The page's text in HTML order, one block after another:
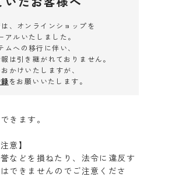
、オンラインショップを
アルいたしました。
ムへの移行に伴い、
は引き継がれておりません。
かけいたしますが、
をお願いいたします。
きます。
意】
などを損ねたり、法令に違反す
できませんのでご注意くださ